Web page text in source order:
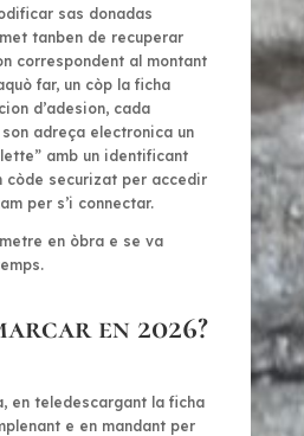
sas donadas
tanben de recuperar
correspondent al montant
far, un còp la ficha
d’adesion, cada
adreça electronica un
amb un identificant
còde securizat per accedir
per s’i connectar.
en òbra e se va
en 2026?
en teledescargant la ficha
e en mandant per